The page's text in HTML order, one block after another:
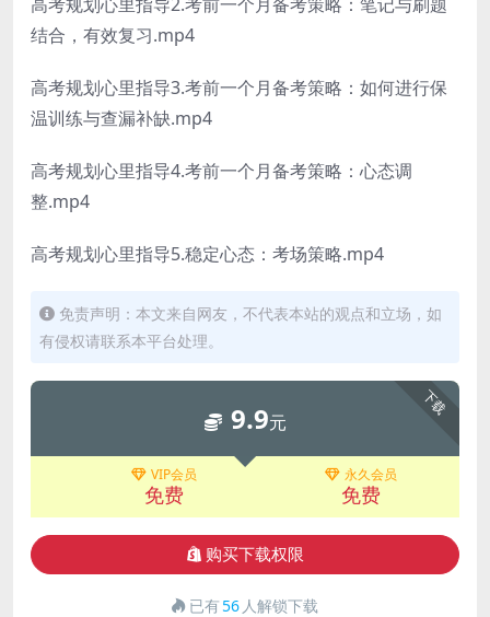
结合，有效复习.mp4
高考规划心里指导3.考前一个月备考策略：如何进行保
温训练与查漏补缺.mp4
高考规划心里指导4.考前一个月备考策略：心态调
整.mp4
高考规划心里指导5.稳定心态：考场策略.mp4
免责声明：本文来自网友，不代表本站的观点和立场，如
有侵权请联系本平台处理。
下载
9.9元
VIP会员
免费
永久会员
免费
购买下载权限
已有56 人解锁下载